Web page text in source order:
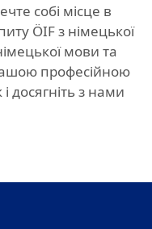
собі місце в
ÖIF з німецької
мови та
професійною
досягніть з нами